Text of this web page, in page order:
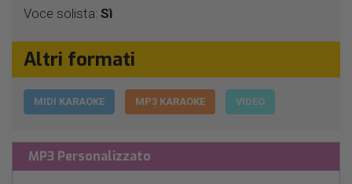
Voce solista: Sì
Altri formati
MIDI KARAOKE MP3 KARAOKE VIDEO
MP3 Personalizzato